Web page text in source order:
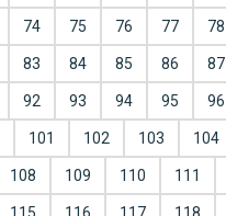
74 75 76 77 78
83 84 85 86 87
92 93 94 95 96
101 102 103 104
108 109 110 111